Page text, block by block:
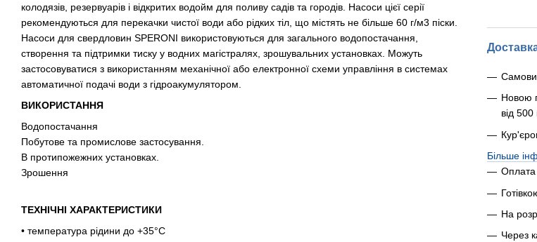
колодязів, резервуарів і відкритих водойм для поливу садів та городів. Насоси цієї серії
рекомендуються для перекачки чистої води або рідких тіл, що містять не більше 60 г/м3 піски.
Насоси для свердловин SPERONI використовуються для загального водопостачання,
створення та підтримки тиску у водних магістралях, зрошувальних установках. Можуть
застосовуватися з використанням механічної або електронної схеми управління в системах
автоматичної подачі води з гідроакумулятором.
ВИКОРИСТАННЯ
Водопостачання
Побутове та промислове застосування.
В протипожежних установках.
Зрошення
ТЕХНІЧНІ ХАРАКТЕРИСТИКИ
• температура рідини до +35°C
Новою
від 500
Більше
Оплата
На
Через